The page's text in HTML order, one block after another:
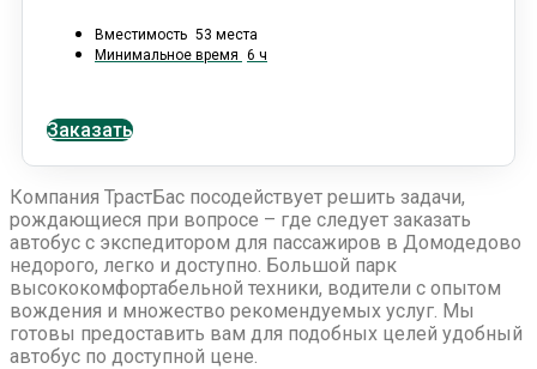
Вместимость 53 места
Минимальное время 6 ч
Заказать
Компания ТрастБас посодействует решить задачи,
рождающиеся при вопросе – где следует заказать
автобус с экспедитором для пассажиров в Домодедово
недорого, легко и доступно. Большой парк
высококомфортабельной техники, водители с опытом
вождения и множество рекомендуемых услуг. Мы
готовы предоставить вам для подобных целей удобный
автобус по доступной цене.